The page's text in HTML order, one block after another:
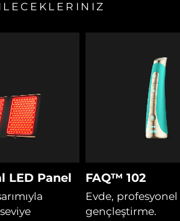
LED Panel FAQ™ 102
Evde,
gençleştirme.